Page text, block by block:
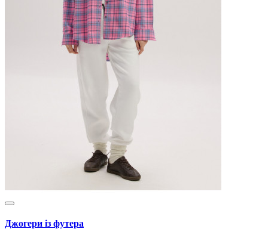
Джогери із футера